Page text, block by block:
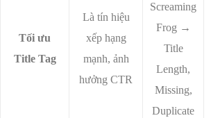
Tối ưu
Title Tag
Là tín hiệu
xếp hạng
mạnh, ảnh
hưởng CTR
Screaming
Frog →
Title
Length,
Missing,
Duplicate